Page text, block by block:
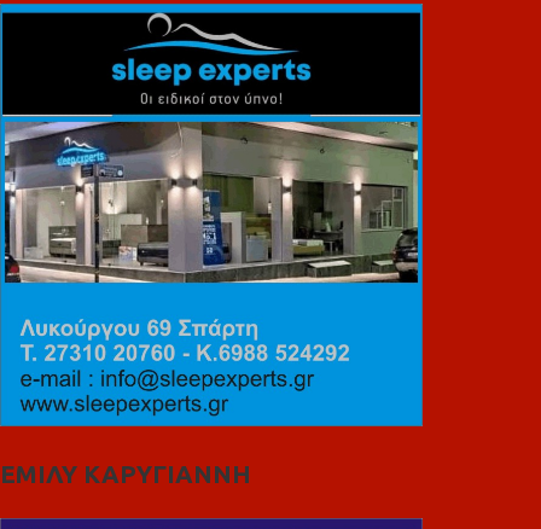
ΕΜΙΛΥ ΚΑΡΥΓΙΑΝΝΗ